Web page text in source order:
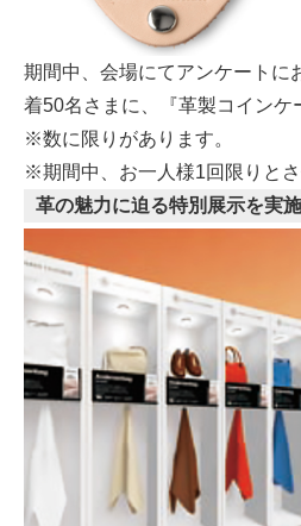
期間中、会場にてアンケートに
着50名さまに、『革製コインケ
※数に限りがあります。
※期間中、お一人様1回限りとさ
革の魅力に迫る特別展示を実施